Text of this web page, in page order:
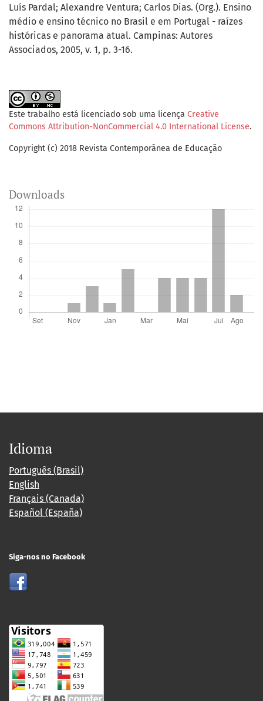
Luís Pardal; Alexandre Ventura; Carlos Dias. (Org.). Ensino
médio e ensino técnico no Brasil e em Portugal - raízes
históricas e panorama atual. Campinas: Autores
Associados, 2005, v. 1, p. 3-16.
Este trabalho está licenciado sob uma licença Creative
Commons Attribution-NonCommercial 4.0 International License.
Copyright (c) 2018 Revista Contemporânea de Educação
Downloads
Idioma
Português (Brasil)
English
Français (Canada)
Español (España)
Siga-nos no Facebook